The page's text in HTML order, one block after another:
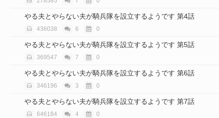
やる夫とやらない夫が騎兵隊を設立するようです 第4話
436038 6 0
やる夫とやらない夫が騎兵隊を設立するようです 第5話
369547 7 0
やる夫とやらない夫が騎兵隊を設立するようです 第6話
346196 3 0
やる夫とやらない夫が騎兵隊を設立するようです 第7話
646184 4 0